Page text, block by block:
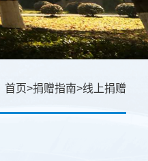
首页>捐赠指南>线上捐赠